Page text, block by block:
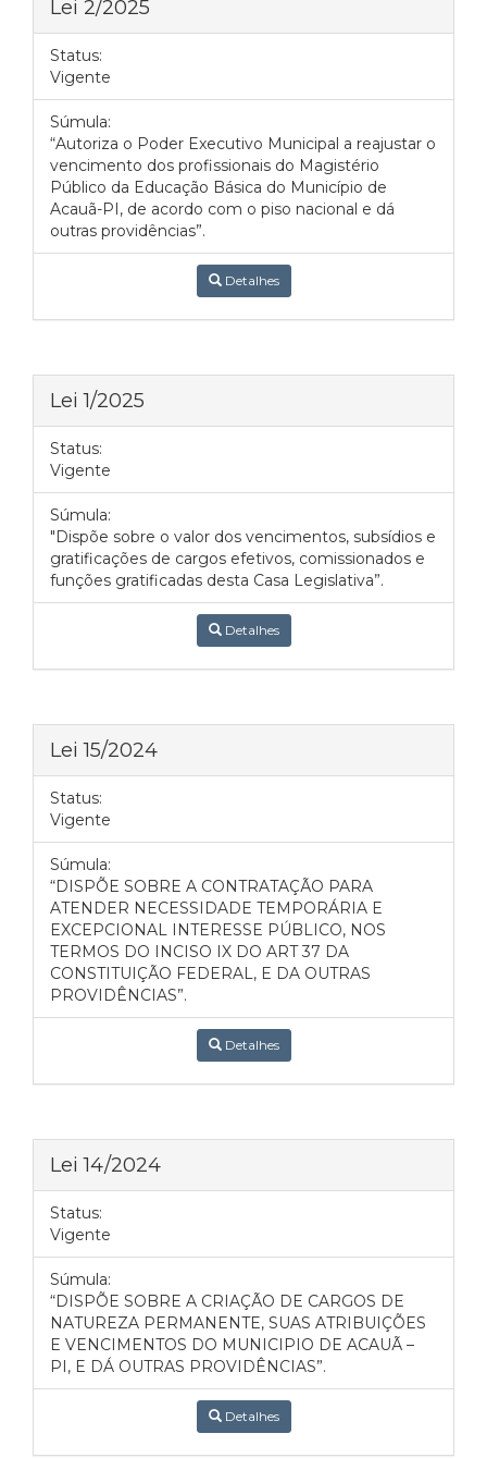
Lei 2/2025
Status:
Vigente
Súmula:
“Autoriza o Poder Executivo Municipal a reajustar o
vencimento dos profissionais do Magistério
Público da Educação Básica do Município de
Acauã-PI, de acordo com o piso nacional e dá
outras providências”.
Detalhes
Lei 1/2025
Status:
Vigente
Súmula:
"Dispõe sobre o valor dos vencimentos, subsídios e
gratificações de cargos efetivos, comissionados e
funções gratificadas desta Casa Legislativa”.
Detalhes
Lei 15/2024
Status:
Vigente
Súmula:
“DISPÕE SOBRE A CONTRATAÇÃO PARA
ATENDER NECESSIDADE TEMPORÁRIA E
EXCEPCIONAL INTERESSE PÚBLICO, NOS
TERMOS DO INCISO IX DO ART 37 DA
CONSTITUIÇÃO FEDERAL, E DA OUTRAS
PROVIDÊNCIAS”.
Detalhes
Lei 14/2024
Status:
Vigente
Súmula:
“DISPÕE SOBRE A CRIAÇÃO DE CARGOS DE
NATUREZA PERMANENTE, SUAS ATRIBUIÇÕES
E VENCIMENTOS DO MUNICIPIO DE ACAUÃ –
PI, E DÁ OUTRAS PROVIDÊNCIAS”.
Detalhes